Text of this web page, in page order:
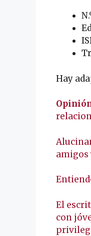
Hay
amigos
El
con